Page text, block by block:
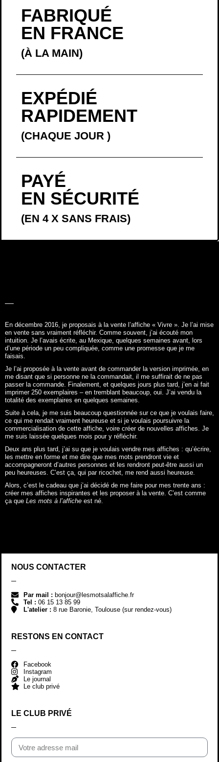
FABRIQUÉ
EN FRANCE
(À LA MAIN)
EXPÉDIÉ
RAPIDEMENT
(CHAQUE JOUR )
PAYÉ
EN SÉCURITÉ
(EN 4 X SANS FRAIS)
En décembre 2016, je proposais à la vente l’affiche « Vivre ». Je l’ai mise
en vente sans vraiment réfléchir. Comme souvent, j’ai écouté mon
intuition. Je l’avais écrite, au Mexique, quelques semaines avant, lors
d’une période un peu compliquée, comme une promesse que je me
faisais.
Je l’ai proposée à la vente avant de commander la version imprimée, en
me disant que si personne ne la commandait, il me suffirait de ne pas
passer la commande. Finalement, et quelques jours plus tard, j’en ai fait
imprimer 250 exemplaires – en tremblant beaucoup, oui. J’ai vendu la
totalité des exemplaires en quelques semaines.
Suite à cela, je me suis beaucoup questionnée sur ce que je voulais faire,
ce qui me rendait vraiment heureuse et si je voulais poursuivre la
commercialisation de cette affiche, voire créer de nouvelles affiches. Je
me suis laissée quelques mois pour y réfléchir.
Deux ans plus tard, j’ai su que je voulais vendre mes affiches : qu’écrire,
les mettre en forme et me dire que mes mots prendront vie et
accompagneront d’autres personnes et les rendront peut-être aussi un
peu heureuses. C’est ça, qui par ricochet, me rend aussi heureuse.
Alors, c’est le cadeau que j’ai décidé de me faire pour mes trente ans :
créer mes affiches inspirantes et les proposer à la vente. C’est comme
ça que Les mots à l’affiche est né.
NOUS CONTACTER
Par mail : bonjour@lesmotsalaffiche.fr
Tel : 06 15 13 85 99
L'atelier : 8 rue Baronie, Toulouse (sur rendez-vous)
RESTONS EN CONTACT
Facebook
Instagram
Le journal
Le club privé
LE CLUB PRIVÉ